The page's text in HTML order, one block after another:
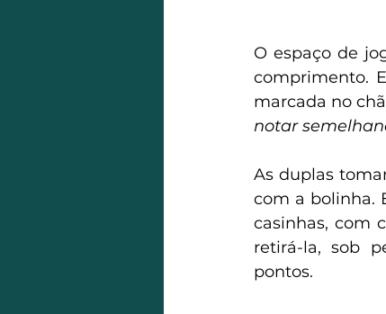
O espaço de
comprimento.
marcada no
notar
As duplas
com a bolinha.
casinhas, com
retirá-la, sob
pontos.